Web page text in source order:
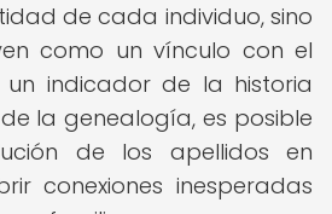
de cada individuo, sino
como un vínculo con el
indicador de la historia
la genealogía, es posible
de los apellidos en
conexiones inesperadas